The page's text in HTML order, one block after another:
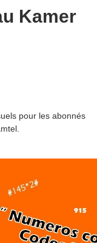
Kamer
pour les abonnés